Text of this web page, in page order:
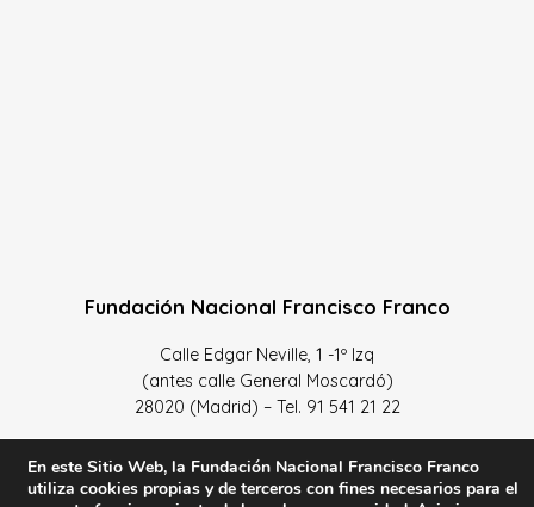
Fundación Nacional Francisco Franco
Calle Edgar Neville, 1 -1º Izq
(antes calle General Moscardó)
28020 (Madrid) – Tel. 91 541 21 22
En este Sitio Web, la Fundación Nacional Francisco Franco
utiliza cookies propias y de terceros con fines necesarios para el